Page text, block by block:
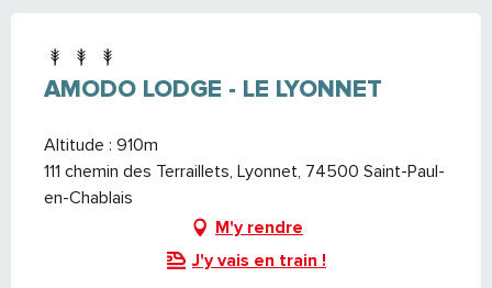
AMODO LODGE - LE LYONNET
Altitude : 910m
111 chemin des Terraillets, Lyonnet, 74500 Saint-Paul-
en-Chablais
M'y rendre
J'y vais en train !